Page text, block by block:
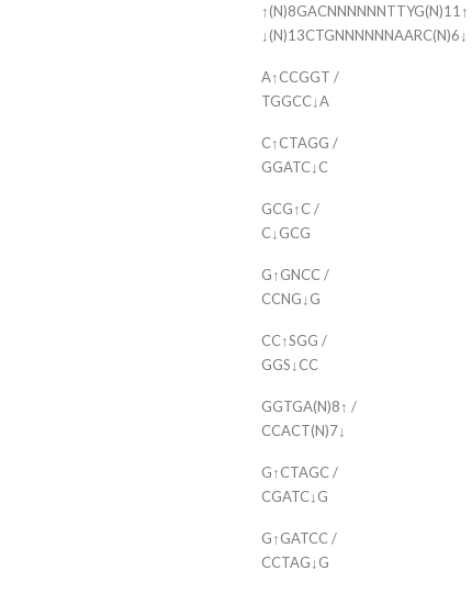
↓(N)13CTGNNNNNNAARC(N)6↓
A↑CCGGT /
TGGCC↓A
C↑CTAGG /
GGATC↓C
GCG↑C /
C↓GCG
G↑GNCC /
CCNG↓G
CC↑SGG /
GGS↓CC
GGTGA(N)8↑ /
CCACT(N)7↓
G↑CTAGC /
CGATC↓G
G↑GATCC /
CCTAG↓G